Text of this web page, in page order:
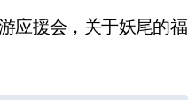
应援会，关于妖尾的福